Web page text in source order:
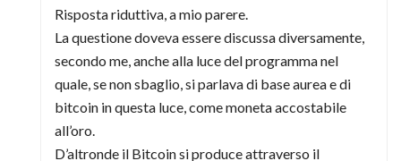
Risposta riduttiva, a mio parere.
La questione doveva essere discussa diversamente,
secondo me, anche alla luce del programma nel
quale, se non sbaglio, si parlava di base aurea e di
bitcoin in questa luce, come moneta accostabile
all’oro.
D’altronde il Bitcoin si produce attraverso il